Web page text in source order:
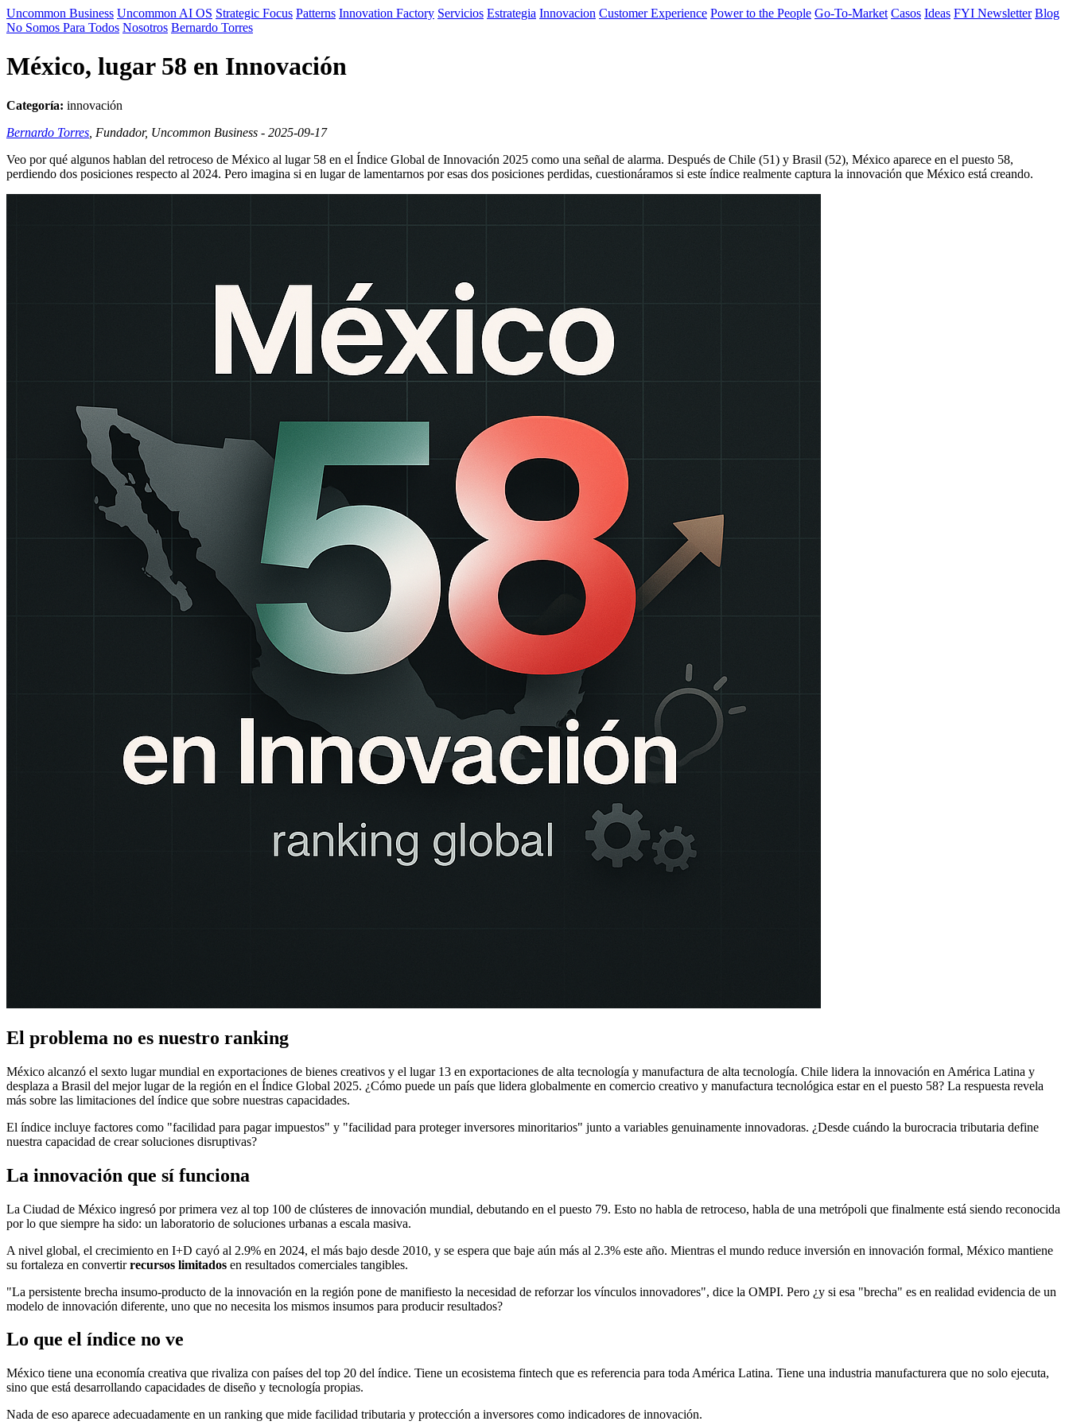
Uncommon Business Uncommon AI OS Strategic Focus Patterns Innovation Factory Servicios Estrategia Innovacion Customer Experience Power to the People Go-To-Market Casos Ideas FYI Newsletter Blog
No Somos Para Todos Nosotros Bernardo Torres
México, lugar 58 en Innovación
Categoría: innovación
Bernardo Torres , Fundador, Uncommon Business - 2025-09-17
Veo por qué algunos hablan del retroceso de México al lugar 58 en el Índice Global de Innovación 2025 como una señal de alarma. Después de Chile (51) y Brasil (52), México aparece en el puesto 58,
perdiendo dos posiciones respecto al 2024. Pero imagina si en lugar de lamentarnos por esas dos posiciones perdidas, cuestionáramos si este índice realmente captura la innovación que México está creando.
El problema no es nuestro ranking
México alcanzó el sexto lugar mundial en exportaciones de bienes creativos y el lugar 13 en exportaciones de alta tecnología y manufactura de alta tecnología. Chile lidera la innovación en América Latina y
desplaza a Brasil del mejor lugar de la región en el Índice Global 2025. ¿Cómo puede un país que lidera globalmente en comercio creativo y manufactura tecnológica estar en el puesto 58? La respuesta revela
más sobre las limitaciones del índice que sobre nuestras capacidades.
El índice incluye factores como "facilidad para pagar impuestos" y "facilidad para proteger inversores minoritarios" junto a variables genuinamente innovadoras. ¿Desde cuándo la burocracia tributaria define
nuestra capacidad de crear soluciones disruptivas?
La innovación que sí funciona
La Ciudad de México ingresó por primera vez al top 100 de clústeres de innovación mundial, debutando en el puesto 79. Esto no habla de retroceso, habla de una metrópoli que finalmente está siendo reconocida
por lo que siempre ha sido: un laboratorio de soluciones urbanas a escala masiva.
A nivel global, el crecimiento en I+D cayó al 2.9% en 2024, el más bajo desde 2010, y se espera que baje aún más al 2.3% este año. Mientras el mundo reduce inversión en innovación formal, México mantiene
su fortaleza en convertirrecursos limitados en resultados comerciales tangibles.
"La persistente brecha insumo-producto de la innovación en la región pone de manifiesto la necesidad de reforzar los vínculos innovadores", dice la OMPI. Pero ¿y si esa "brecha" es en realidad evidencia de un
modelo de innovación diferente, uno que no necesita los mismos insumos para producir resultados?
Lo que el índice no ve
México tiene una economía creativa que rivaliza con países del top 20 del índice. Tiene un ecosistema fintech que es referencia para toda América Latina. Tiene una industria manufacturera que no solo ejecuta,
sino que está desarrollando capacidades de diseño y tecnología propias.
Nada de eso aparece adecuadamente en un ranking que mide facilidad tributaria y protección a inversores como indicadores de innovación.